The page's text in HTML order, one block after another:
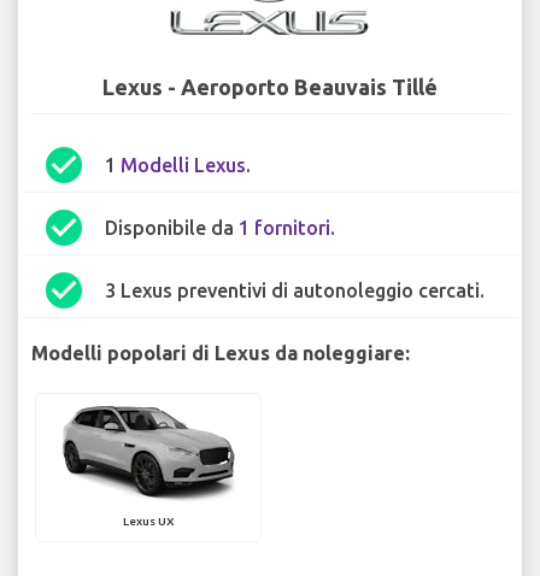
Lexus - Aeroporto Beauvais Tillé
check_circle 1 Modelli Lexus.
check_circle Disponibile da 1 fornitori.
check_circle 3 Lexus preventivi di autonoleggio cercati.
Modelli popolari di Lexus da noleggiare:
Lexus UX